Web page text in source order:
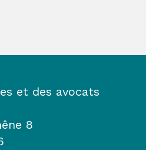
et des avocats
8